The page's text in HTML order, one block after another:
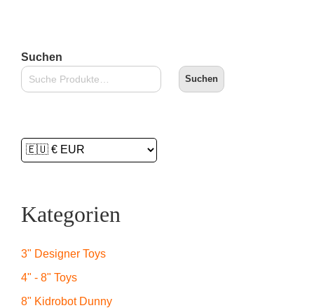
Suchen
Suchen
Kategorien
3" Designer Toys
4" - 8" Toys
8" Kidrobot Dunny